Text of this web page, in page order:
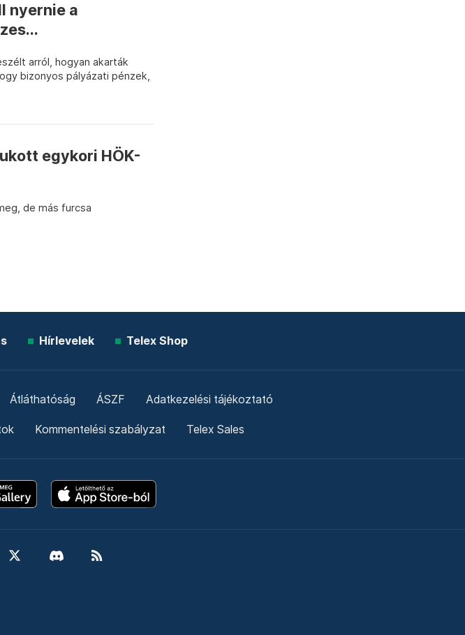
nyernie a
arról, hogyan akarták
bizonyos pályázati pénzek,
egykori HÖK-
de más furcsa
Hírlevelek Telex Shop
Átláthatóság ÁSZF Adatkezelési tájékoztató
Kommentelési szabályzat Telex Sales